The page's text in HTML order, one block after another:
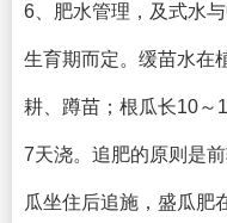
6、肥水管理，及式水
生育期而定。缓苗水在
耕、蹲苗；根瓜长10～
7天浇。追肥的原则是
瓜坐住后追施，盛瓜肥